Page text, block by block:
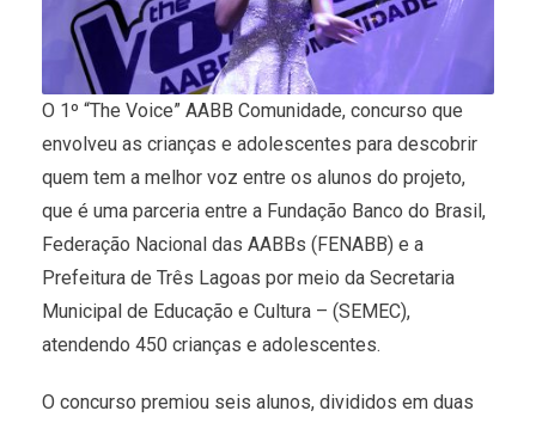
O 1º “The Voice” AABB Comunidade, concurso que
envolveu as crianças e adolescentes para descobrir
quem tem a melhor voz entre os alunos do projeto,
que é uma parceria entre a Fundação Banco do Brasil,
Federação Nacional das AABBs (FENABB) e a
Prefeitura de Três Lagoas por meio da Secretaria
Municipal de Educação e Cultura – (SEMEC),
atendendo 450 crianças e adolescentes.
O concurso premiou seis alunos, divididos em duas